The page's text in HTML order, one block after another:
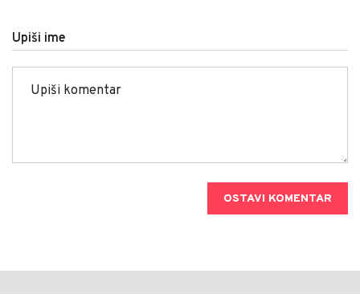
Upiši ime
OSTAVI KOMENTAR